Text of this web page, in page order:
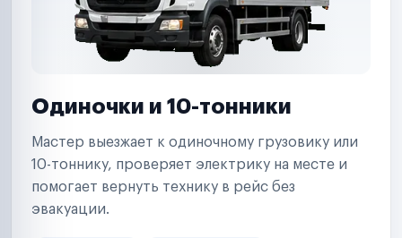
Одиночки и 10-тонники
Мастер выезжает к одиночному грузовику или
10-тоннику, проверяет электрику на месте и
помогает вернуть технику в рейс без
эвакуации.